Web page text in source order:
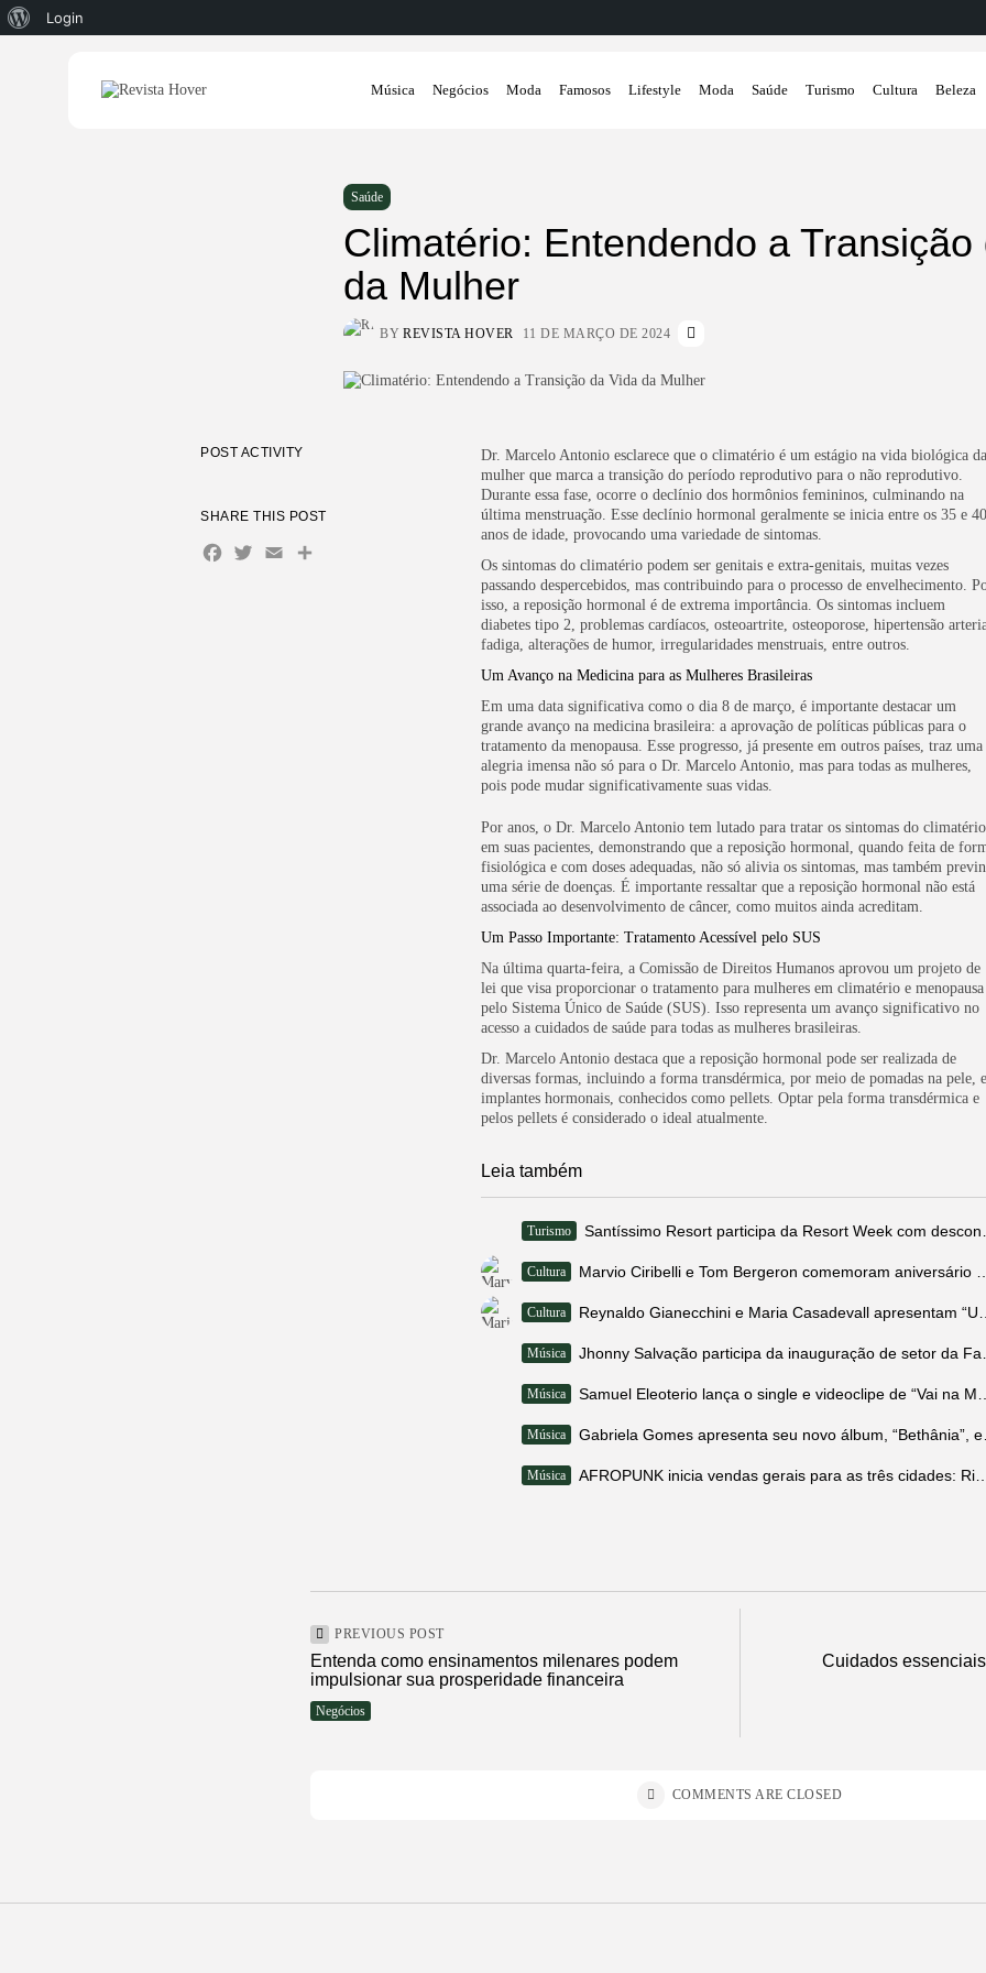
Sobre
WordPress
Login
Música Negócios Moda Famosos Lifestyle Moda Saúde Turismo Cultura Beleza
Search
for:
Saúde
Climatério: Entendendo a Transição
da Mulher
BY REVISTA HOVER 11 DE MARÇO DE 2024
Dr. Marcelo Antonio esclarece que o climatério é um estágio na vida biológica da
mulher que marca a transição do período reprodutivo para o não reprodutivo.
Durante essa fase, ocorre o declínio dos hormônios femininos, culminando na
última menstruação. Esse declínio hormonal geralmente se inicia entre os 35 e 40
anos de idade, provocando uma variedade de sintomas.
Os sintomas do climatério podem ser genitais e extra-genitais, muitas vezes
passando despercebidos, mas contribuindo para o processo de envelhecimento.
isso, a reposição hormonal é de extrema importância. Os sintomas incluem
diabetes tipo 2, problemas cardíacos, osteoartrite, osteoporose, hipertensão
fadiga, alterações de humor, irregularidades menstruais, entre outros.
Um Avanço na Medicina para as Mulheres Brasileiras
Em uma data significativa como o dia 8 de março, é importante destacar um
grande avanço na medicina brasileira: a aprovação de políticas públicas para o
tratamento da menopausa. Esse progresso, já presente em outros países, traz uma
alegria imensa não só para o Dr. Marcelo Antonio, mas para todas as mulheres,
pois pode mudar significativamente suas vidas.
Por anos, o Dr. Marcelo Antonio tem lutado para tratar os sintomas do climatério
em suas pacientes, demonstrando que a reposição hormonal, quando feita de
fisiológica e com doses adequadas, não só alivia os sintomas, mas também
uma série de doenças. É importante ressaltar que a reposição hormonal não está
associada ao desenvolvimento de câncer, como muitos ainda acreditam.
Um Passo Importante: Tratamento Acessível pelo SUS
Na última quarta-feira, a Comissão de Direitos Humanos aprovou um projeto de
lei que visa proporcionar o tratamento para mulheres em climatério e menopausa
pelo Sistema Único de Saúde (SUS). Isso representa um avanço significativo no
acesso a cuidados de saúde para todas as mulheres brasileiras.
Dr. Marcelo Antonio destaca que a reposição hormonal pode ser realizada de
diversas formas, incluindo a forma transdérmica, por meio de pomadas na pele, e
implantes hormonais, conhecidos como pellets. Optar pela forma transdérmica e
pelos pellets é considerado o ideal atualmente.
Leia também
Turismo
Cultura
Cultura
Música
Música
Música
Música
POST ACTIVITY
SHARE THIS POST
Facebook
Twitter
EmailShare
PREVIOUS POST
Entenda como ensinamentos milenares podem
impulsionar sua prosperidade financeira
Negócios
Cuidados
COMMENTS ARE CLOSED